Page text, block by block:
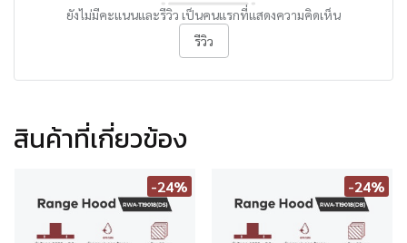
ยังไม่มีคะแนนและรีวิว เป็นคนแรกที่แสดงความคิดเห็น
รีวิว
สินค้าที่เกี่ยวข้อง
-24% -24%